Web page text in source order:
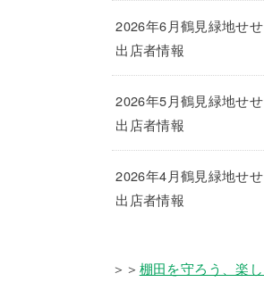
2026年6月鶴見緑地せ
出店者情報
2026年5月鶴見緑地せ
出店者情報
2026年4月鶴見緑地せ
出店者情報
＞＞ 棚田を守ろう、楽し